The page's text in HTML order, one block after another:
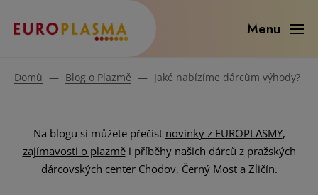
Menu
Domů — Blog o Plazmě — Jaké nabízíme dárcům výhody?
Na blogu si můžete přečíst novinky z EUROPLASMY,
zajímavosti o plazměi příběhy našich dárců z pražských
dárcovských center Chodov, Černý Mosta Zličín.